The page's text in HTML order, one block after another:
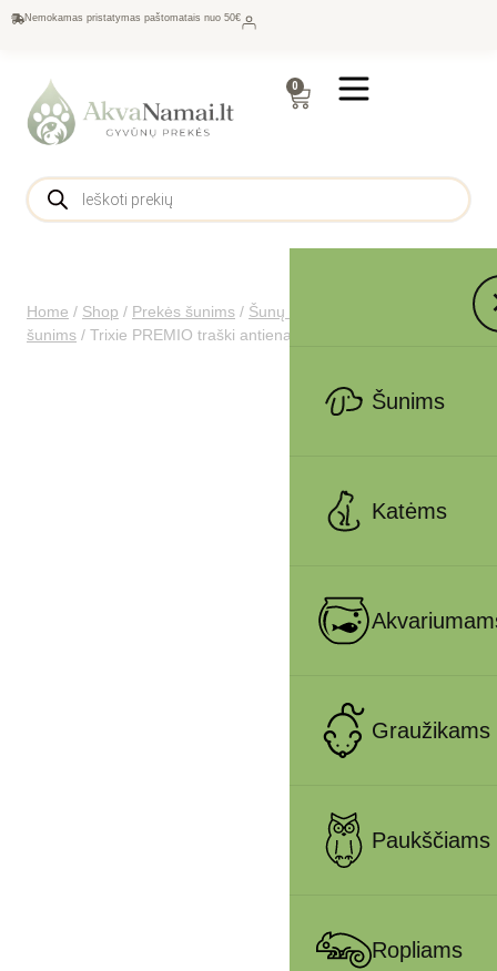
Nemokamas pristatymas paštomatais nuo 50€
0
Šunims
Katėms
Graužikams
Paukščiams
Ropliams
Home / Shop / Prekės šunims / Šunų maistas
šunims / Trixie PREMIO traški antiena, 100g